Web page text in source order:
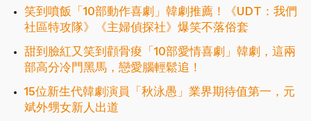
笑到噴飯「10部動作喜劇」韓劇推薦！《UDT：我們
社區特攻隊》《主婦偵探社》爆笑不落俗套
甜到臉紅又笑到顴骨痠「10部愛情喜劇」韓劇，這兩
部高分冷門黑馬，戀愛腦輕鬆追！
15位新生代韓劇演員「秋泳愚」業界期待值第一，元
斌外甥女新人出道